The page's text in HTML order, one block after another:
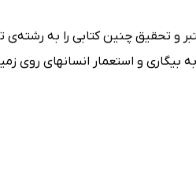
و تحقیق چنین کتابی را به رشته‌ی
و استعمار انسانهای روی